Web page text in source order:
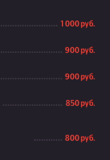
1 000 руб.
900 руб.
900 руб.
850 руб.
800 руб.